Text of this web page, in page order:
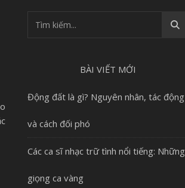
BÀI VIẾT MỚI
Động đất là gì? Nguyên nhân, tác động
và cách đối phó
Các ca sĩ nhạc trữ tình nổi tiếng: Những
giọng ca vàng